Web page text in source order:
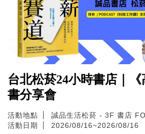
台北松菸24小時書店｜
書分享會
活動地點
誠品生活松菸 - 3F 書店
活動日期
2026/08/16~2026/08/16